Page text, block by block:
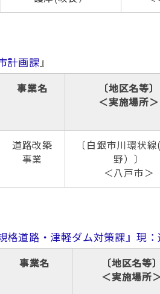
計画課』
事業名
〔地区名等〕
＜実施場所＞
道路改築
事業
〔白銀市川環状
野）〕
＜八戸市＞
格道路・津軽ダム対策課』現
事業名
〔地区名等〕
＜実施場所